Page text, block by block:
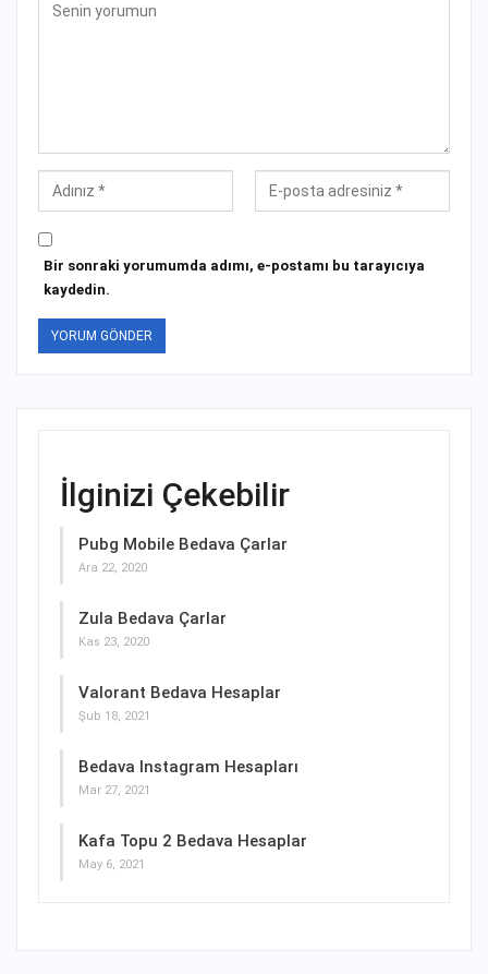
Bir sonraki yorumumda adımı, e-postamı bu tarayıcıya
kaydedin.
İlginizi Çekebilir
Pubg Mobile Bedava Çarlar
Ara 22, 2020
Zula Bedava Çarlar
Kas 23, 2020
Valorant Bedava Hesaplar
Şub 18, 2021
Bedava Instagram Hesapları
Mar 27, 2021
Kafa Topu 2 Bedava Hesaplar
May 6, 2021